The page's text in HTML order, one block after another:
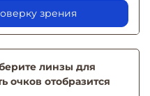
зрения
линзы для
очков отобразится